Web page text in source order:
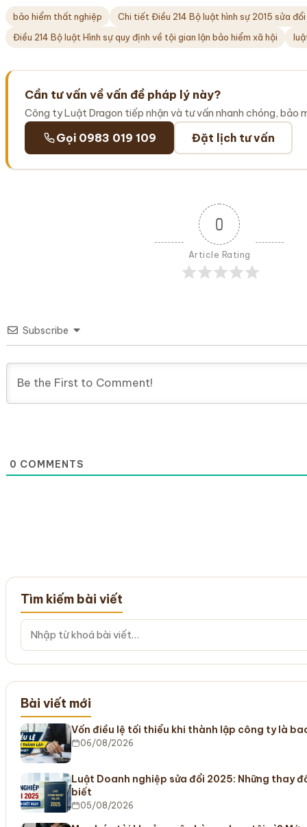
bảo hiểm thất nghiệp
Chi tiết Điều 214 Bộ luật hình sự 2015 sửa đổi
Điều 214 Bộ luật Hình sự quy định về tội gian lận bảo hiểm xã hội
Cần tư vấn về vấn đề pháp lý này?
Công ty Luật Dragon tiếp nhận và tư vấn nhanh chóng, bảo
Gọi 0983 019 109 Đặt lịch tư vấn
0
Article Rating
Subscribe
0 COMMENTS
Tìm kiếm bài viết
Bài viết mới
Vốn điều lệ tối thiểu khi thành lập công ty là
06/08/2026
Luật Doanh nghiệp sửa đổi 2025: Những thay
biết
05/08/2026